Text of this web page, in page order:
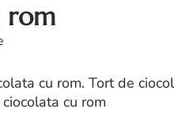
rom
cu rom. Tort de
cu rom